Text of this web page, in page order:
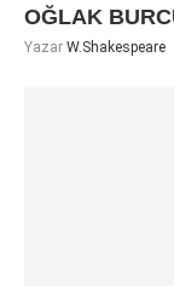
OĞLAK
Yazar W.Shakespeare